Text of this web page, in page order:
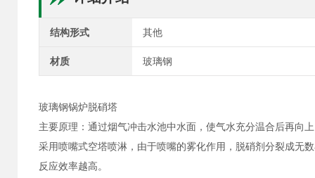
结构形式 其他
材质 玻璃钢
玻璃钢锅炉脱硝塔
主要原理：通过烟气冲击水池中水面，使气水充分温合后再向
采用喷嘴式空塔喷淋，由于喷嘴的雾化作用，脱硝剂分裂成无
反应效率越高。